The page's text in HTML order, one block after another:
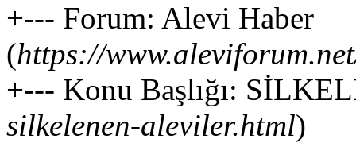
+--- Forum: Alevi Haber
(https://
+--- Konu Başlığı:
silkelenen-aleviler.html)